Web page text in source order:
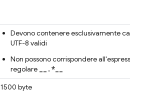
Devono contenere esclusivamente caratteri
UTF-8 validi
Non possono corrispondere all'espressione
regolare __.*__
1500 byte